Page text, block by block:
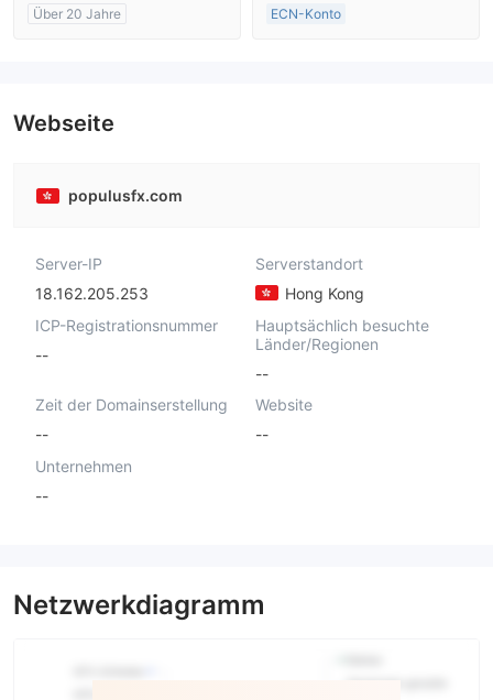
Über 20 Jahre
ECN-Konto
Webseite
populusfx.com
Server-IP
18.162.205.253
Serverstandort
Hong Kong
ICP-Registrationsnummer
--
Hauptsächlich besuchte
Länder/Regionen
--
Zeit der Domainserstellung
--
Website
--
Unternehmen
--
Netzwerkdiagramm